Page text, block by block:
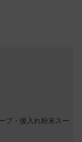
プ・後入れ粉末スー